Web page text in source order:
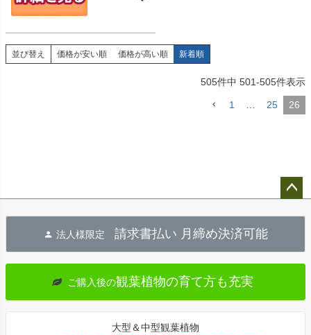
並び替え 価格が安い順 価格が高い順 新着順
505件中 501-505件表示
1 … 25 26
へ
法人様限定 請求書払い 月締め決済可能
ご購入後の観葉植物の育て方も充実
大型＆中型観葉植物